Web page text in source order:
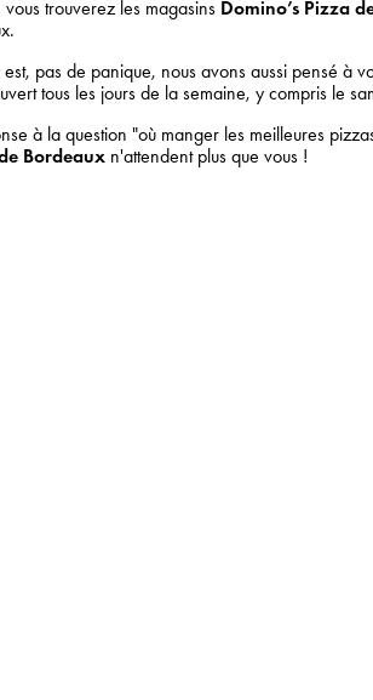
trouverez les magasins Domino’s Pizza
pas de panique, nous avons aussi pensé à
tous les jours de la semaine, y compris le
à la question "où manger les meilleures
Bordeaux n'attendent plus que vous !